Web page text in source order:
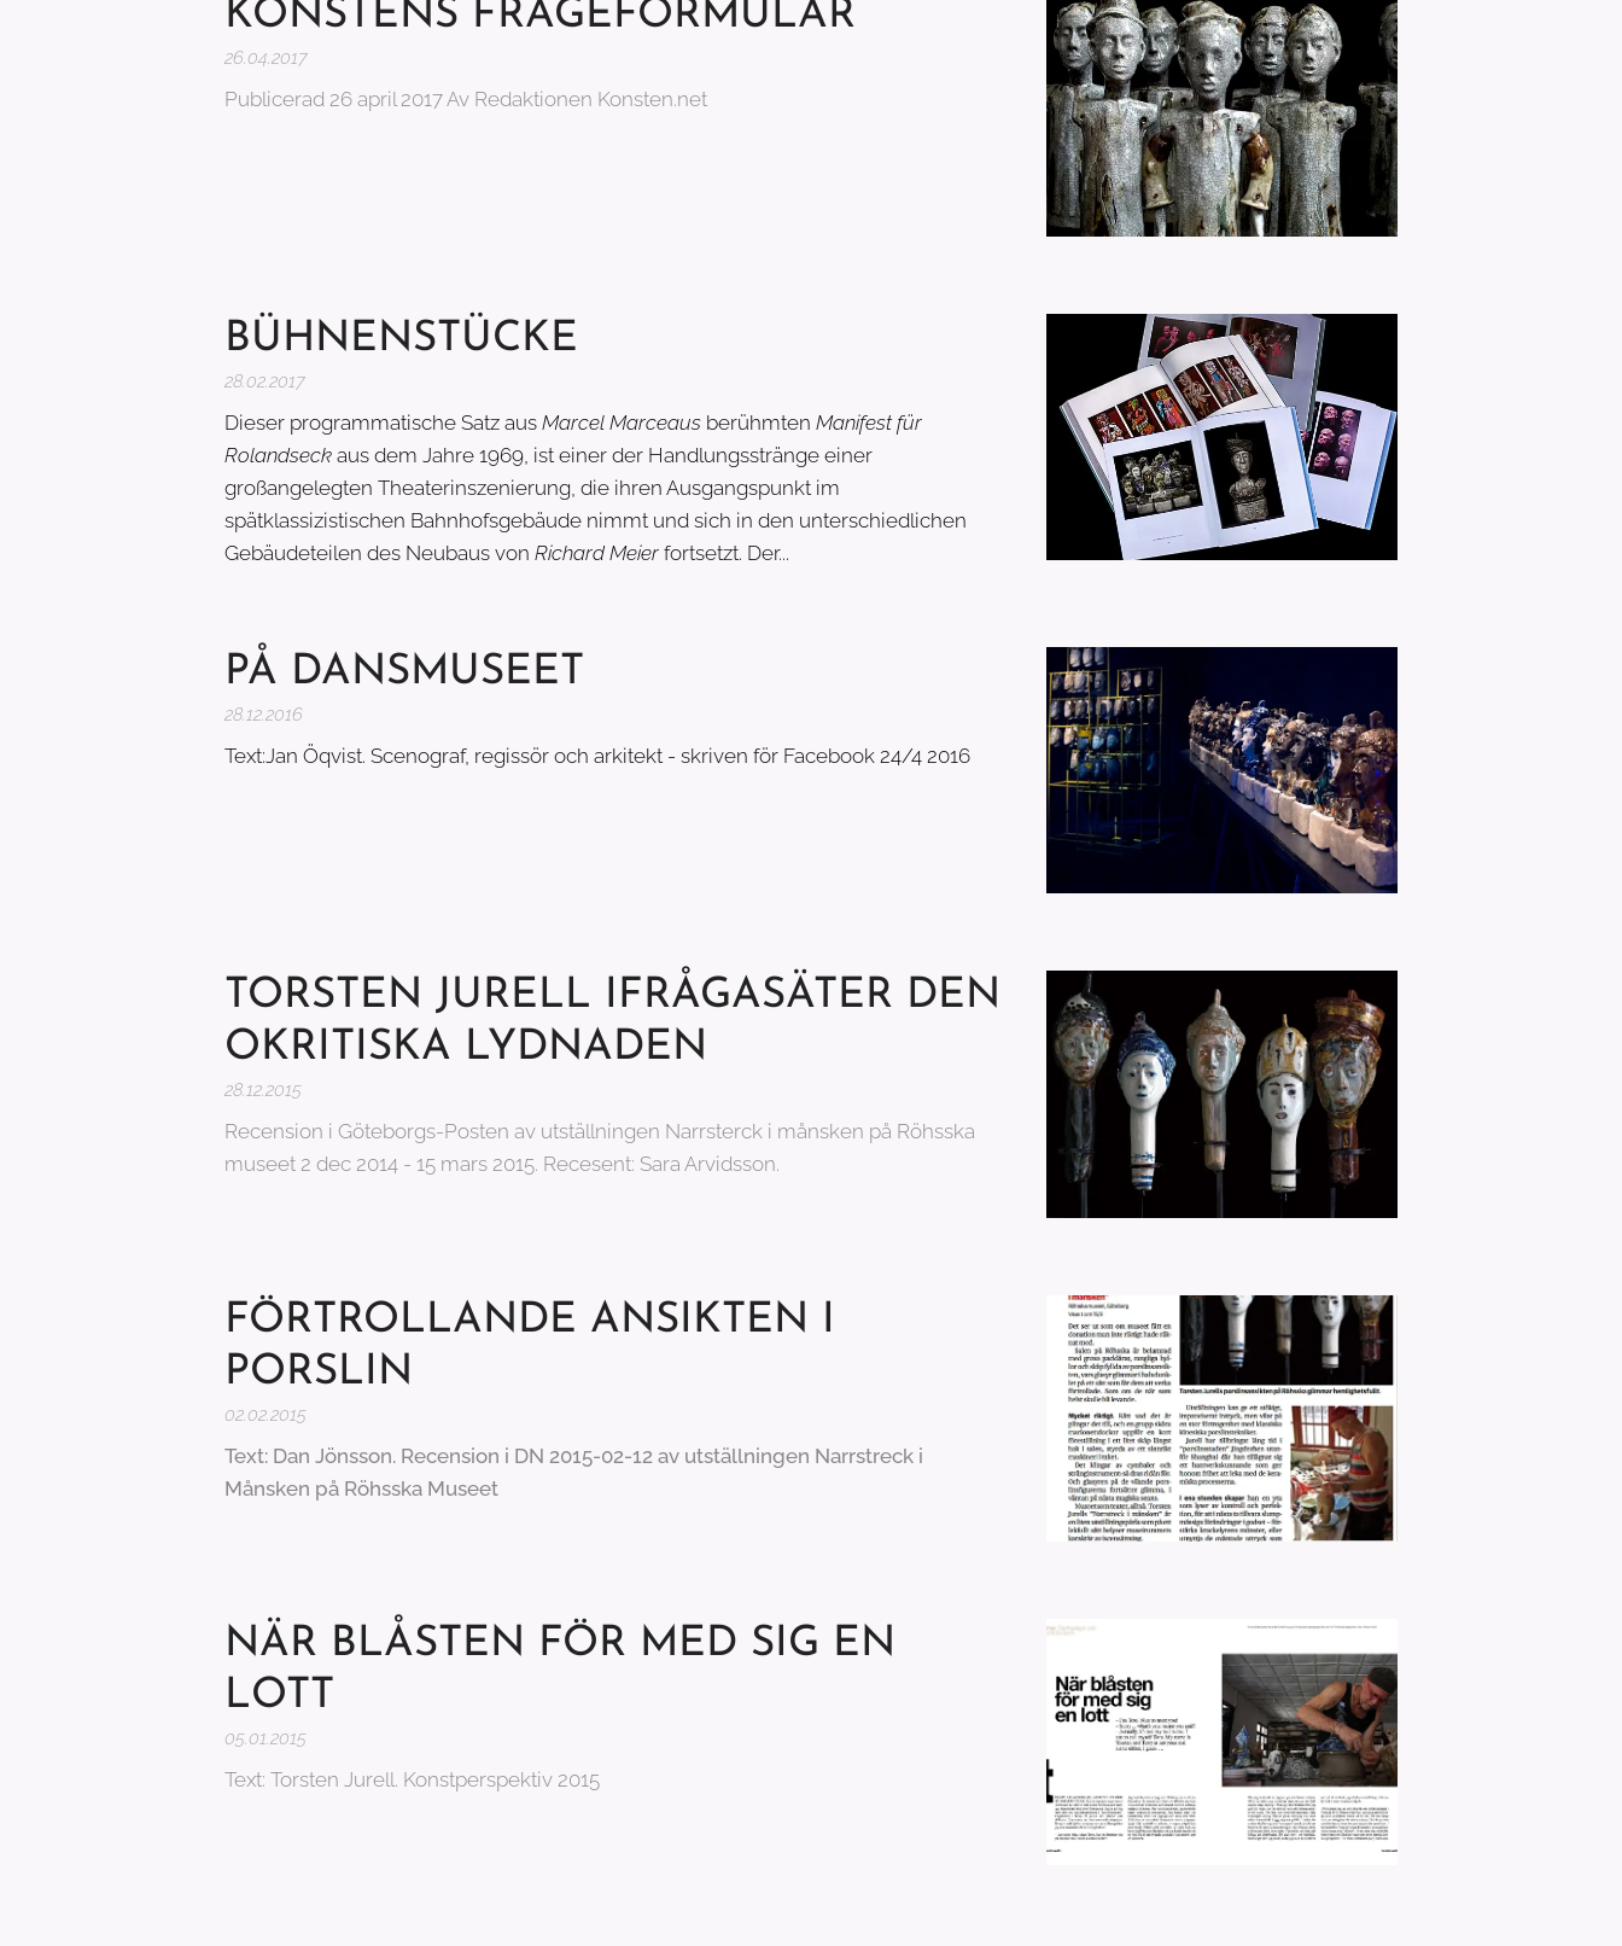
KONSTENS FRÅGEFORMULÄR
26.04.2017
Publicerad 26 april 2017 Av Redaktionen Konsten.net
BÜHNENSTÜCKE
28.02.2017
Dieser programmatische Satz aus Marcel Marceausberühmten Manifest für
Rolandseckaus dem Jahre 1969, ist einer der Handlungsstränge einer
großangelegten Theaterinszenierung, die ihren Ausgangspunkt im
spätklassizistischen Bahnhofsgebäude nimmt und sich in den unterschiedlichen
Gebäudeteilen des Neubaus von Richard Meierfortsetzt. Der...
PÅ DANSMUSEET
28.12.2016
Text:Jan Öqvist. Scenograf, regissör och arkitekt - skriven för Facebook 24/4 2016
TORSTEN JURELL IFRÅGASÄTER DEN
OKRITISKA LYDNADEN
28.12.2015
Recension i Göteborgs-Posten av utställningen Narrsterck i månsken på Röhsska
museet 2 dec 2014 - 15 mars 2015. Recesent: Sara Arvidsson.
FÖRTROLLANDE ANSIKTEN I
PORSLIN
02.02.2015
Text: Dan Jönsson. Recension i DN 2015-02-12 av utställningen Narrstreck i
Månsken på Röhsska Museet
NÄR BLÅSTEN FÖR MED SIG EN
LOTT
05.01.2015
Text: Torsten Jurell. Konstperspektiv 2015